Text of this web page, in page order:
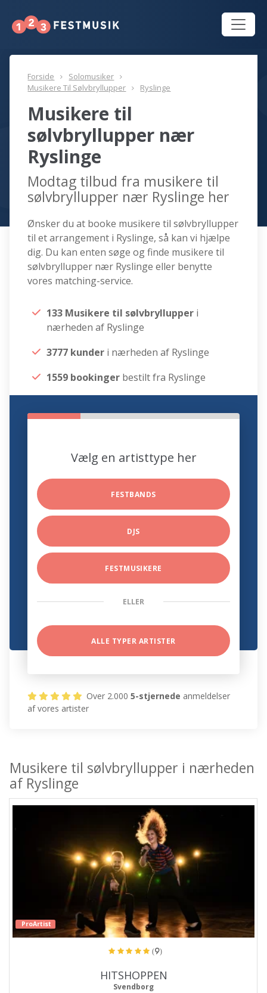
Forside
Solomusiker
Musikere Til Sølvbryllupper
Ryslinge
Musikere til
sølvbryllupper nær
Ryslinge
Modtag tilbud fra musikere til
sølvbryllupper nær Ryslinge her
Ønsker du at booke musikere til sølvbryllupper
til et arrangement i Ryslinge, så kan vi hjælpe
dig. Du kan enten søge og finde musikere til
sølvbryllupper nær Ryslinge eller benytte
vores matching-service.
133 Musikere til sølvbryllupper i
nærheden af Ryslinge
3777 kunder i nærheden af Ryslinge
1559 bookinger bestilt fra Ryslinge
Vælg en artisttype her
FESTBANDS
DJS
FESTMUSIKERE
ELLER
ALLE TYPER ARTISTER
Over 2.0005-stjernede anmeldelser
af vores artister
Musikere til sølvbryllupper i nærheden
af Ryslinge
ProArtist
(9)
HITSHOPPEN
Svendborg